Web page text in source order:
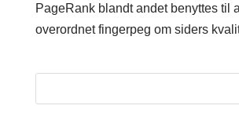
PageRank blandt andet benyttes til
overordnet fingerpeg om siders